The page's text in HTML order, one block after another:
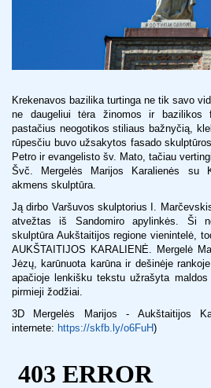
Krekenavos bazilika turtinga ne tik savo
ne daugeliui tėra žinomos ir bazilikos
pastačius neogotikos stiliaus bažnyčią,
rūpesčiu buvo užsakytos fasado
Petro ir evangelisto šv. Mato, tačiau
Švč. Mergelės Marijos Karalienės su
akmens skulptūra.
Ją dirbo Varšuvos skulptorius I.
atvežtas iš Sandomiro apylinkės. Ši
skulptūra Aukštaitijos regione vienintelė,
AUKŠTAITIJOS KARALIENĖ. Mergelė
Jėzų, karūnuota karūna ir dešinėje
apačioje lenkišku tekstu užrašyta maldos
pirmieji žodžiai.
3D Mergelės Marijos - Aukštaitijos
internete: https://skfb.ly/o6FuH)